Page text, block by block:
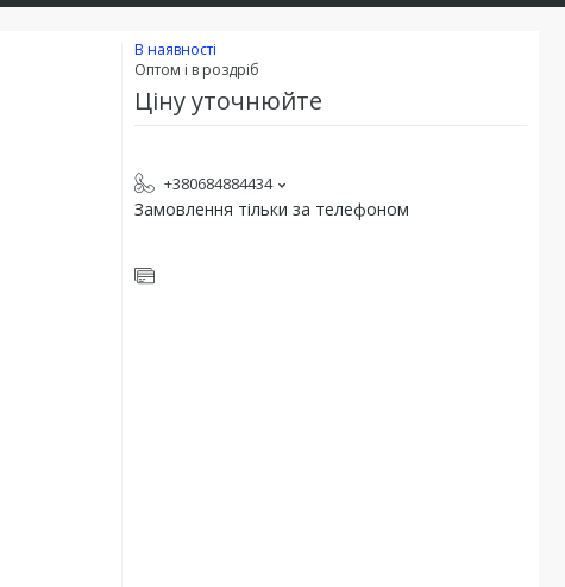
В наявності
Оптом і в роздріб
Ціну уточнюйте
+380684884434
Замовлення тільки за телефоном